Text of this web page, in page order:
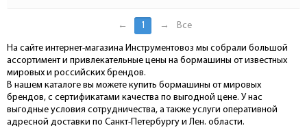
← 1 → Все
На сайте интернет-магазина Инструментовоз мы собрали большой
ассортимент и привлекательные цены на бормашины от известных
мировых и российских брендов.
В нашем каталоге вы можете купить бормашины от мировых
брендов, с сертификатами качества по выгодной цене. У нас
выгодные условия сотрудничества, а также услуги оперативной
адресной доставки по Санкт-Петербургу и Лен. области.